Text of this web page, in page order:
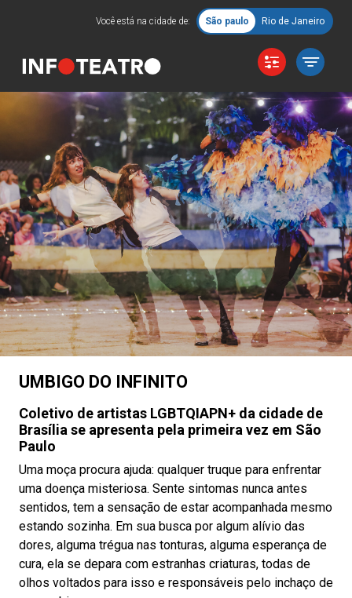
Você está na cidade de: São paulo Rio de Janeiro
UMBIGO DO INFINITO
Coletivo de artistas LGBTQIAPN+ da cidade de
Brasília se apresenta pela primeira vez em São
Paulo
Uma moça procura ajuda: qualquer truque para enfrentar
uma doença misteriosa. Sente sintomas nunca antes
sentidos, tem a sensação de estar acompanhada mesmo
estando sozinha. Em sua busca por algum alívio das
dores, alguma trégua nas tonturas, alguma esperança de
cura, ela se depara com estranhas criaturas, todas de
olhos voltados para isso e responsáveis pelo inchaço de